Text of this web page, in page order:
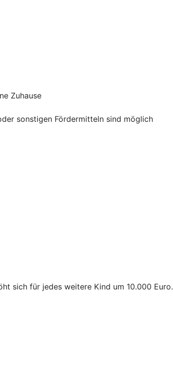
Zuhause
sonstigen Fördermitteln sind möglich
sich für jedes weitere Kind um 10.000 Euro.